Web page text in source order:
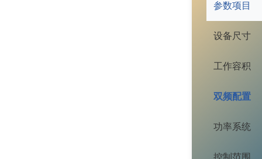
参数项目
设备尺寸
工作容积
双频配置
功率系统
控制范围